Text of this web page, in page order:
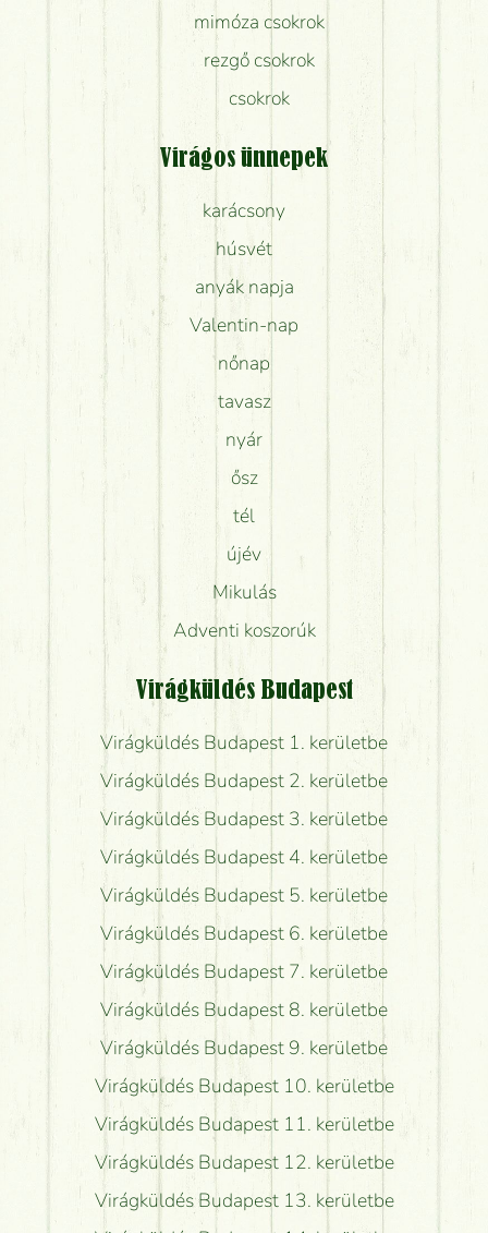
mimóza csokrok
rezgő csokrok
csokrok
Virágos ünnepek
karácsony
húsvét
anyák napja
Valentin-nap
nőnap
tavasz
nyár
ősz
tél
újév
Mikulás
Adventi koszorúk
Virágküldés Budapest
Virágküldés Budapest 1. kerületbe
Virágküldés Budapest 2. kerületbe
Virágküldés Budapest 3. kerületbe
Virágküldés Budapest 4. kerületbe
Virágküldés Budapest 5. kerületbe
Virágküldés Budapest 6. kerületbe
Virágküldés Budapest 7. kerületbe
Virágküldés Budapest 8. kerületbe
Virágküldés Budapest 9. kerületbe
Virágküldés Budapest 10. kerületbe
Virágküldés Budapest 11. kerületbe
Virágküldés Budapest 12. kerületbe
Virágküldés Budapest 13. kerületbe